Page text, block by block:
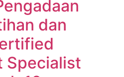
dan
Specialist